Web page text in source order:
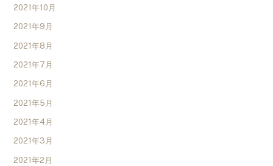
2021年10月
2021年9月
2021年8月
2021年7月
2021年6月
2021年5月
2021年4月
2021年3月
2021年2月